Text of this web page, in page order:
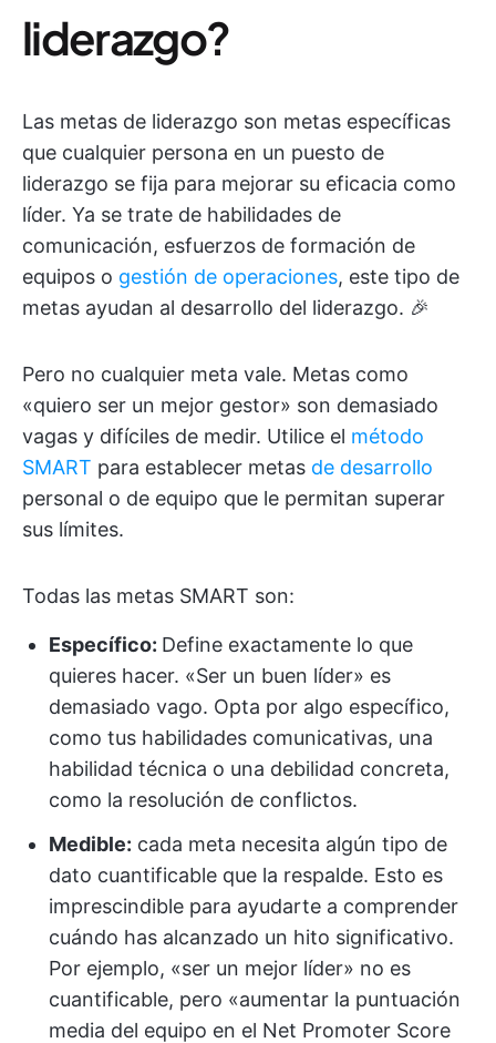
liderazgo?
Las metas de liderazgo son metas específicas
que cualquier persona en un puesto de
liderazgo se fija para mejorar su eficacia como
líder. Ya se trate de habilidades de
comunicación, esfuerzos de formación de
equipos o gestión de operaciones, este tipo de
metas ayudan al desarrollo del liderazgo. 🎉
Pero no cualquier meta vale. Metas como
«quiero ser un mejor gestor» son demasiado
vagas y difíciles de medir. Utilice el método
SMART para establecer metas de desarrollo
personal o de equipo que le permitan superar
sus límites.
Todas las metas SMART son:
Específico: Define exactamente lo que
quieres hacer. «Ser un buen líder» es
demasiado vago. Opta por algo específico,
como tus habilidades comunicativas, una
habilidad técnica o una debilidad concreta,
como la resolución de conflictos.
Medible: cada meta necesita algún tipo de
dato cuantificable que la respalde. Esto es
imprescindible para ayudarte a comprender
cuándo has alcanzado un hito significativo.
Por ejemplo, «ser un mejor líder» no es
cuantificable, pero «aumentar la puntuación
media del equipo en el Net Promoter Score